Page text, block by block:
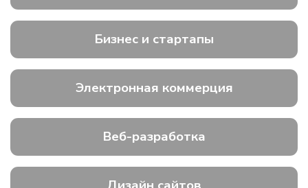
Бизнес и стартапы
Электронная коммерция
Веб-разработка